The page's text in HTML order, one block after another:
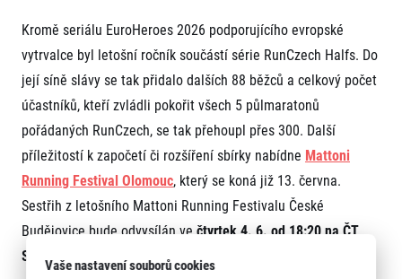
Kromě seriálu EuroHeroes 2026 podporujícího evropské
vytrvalce byl letošní ročník součástí série RunCzech Halfs. Do
její síně slávy se tak přidalo dalších 88 běžců a celkový počet
účastníků, kteří zvládli pokořit všech 5 půlmaratonů
pořádaných RunCzech, se tak přehoupl přes 300. Další
příležitostí k započetí či rozšíření sbírky nabídne Mattoni
Running Festival Olomouc, který se koná již 13. června.
Sestřih z letošního Mattoni Running Festivalu České
Budějovice bude odvysílán ve čtvrtek 4. 6. od 18:20 na ČT
Sport.Vaše nastavení souborů cookies